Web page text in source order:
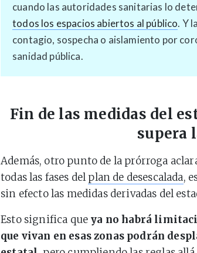
cuando las autoridades sanitarias lo
todos los espacios abiertos al público. Y
contagio, sospecha o aislamiento por
sanidad pública.
Fin de las medidas del
supera
Además, otro punto de la prórroga
todas las fases delplan de desescalada,
sin efecto las medidas derivadas del
Esto significa que ya no habrá
que vivan en esas zonas podrán